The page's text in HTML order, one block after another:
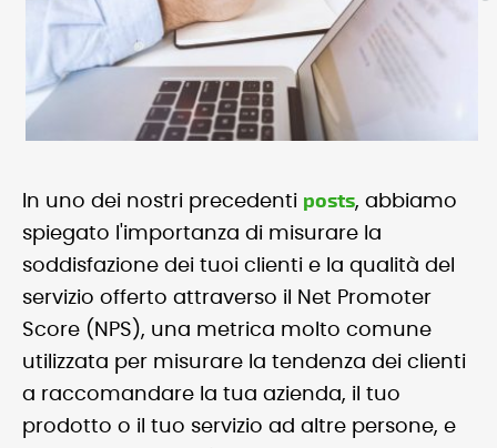
In uno dei nostri precedenti posts, abbiamo
spiegato l'importanza di misurare la
soddisfazione dei tuoi clienti e la qualità del
servizio offerto attraverso il Net Promoter
Score (NPS), una metrica molto comune
utilizzata per misurare la tendenza dei clienti
a raccomandare la tua azienda, il tuo
prodotto o il tuo servizio ad altre persone, e